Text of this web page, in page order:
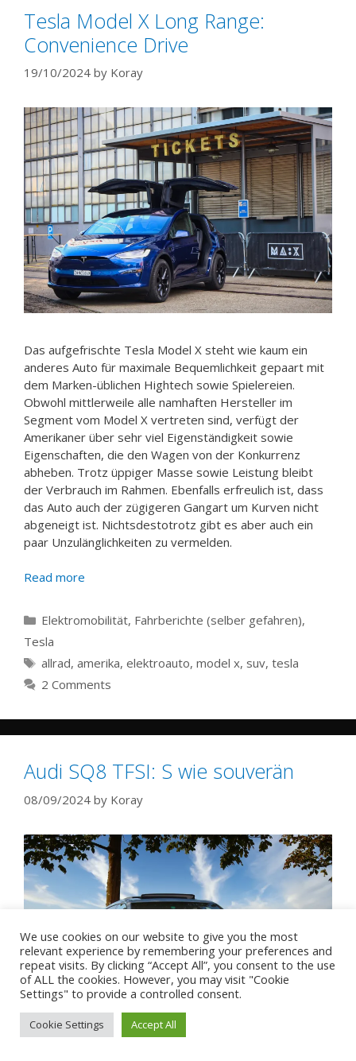
Tesla Model X Long Range:
Convenience Drive
19/10/2024 by Koray
Das aufgefrischte Tesla Model X steht wie kaum ein
anderes Auto für maximale Bequemlichkeit gepaart mit
dem Marken-üblichen Hightech sowie Spielereien.
Obwohl mittlerweile alle namhaften Hersteller im
Segment vom Model X vertreten sind, verfügt der
Amerikaner über sehr viel Eigenständigkeit sowie
Eigenschaften, die den Wagen von der Konkurrenz
abheben. Trotz üppiger Masse sowie Leistung bleibt
der Verbrauch im Rahmen. Ebenfalls erfreulich ist, dass
das Auto auch der zügigeren Gangart um Kurven nicht
abgeneigt ist. Nichtsdestotrotz gibt es aber auch ein
paar Unzulänglichkeiten zu vermelden.
Read more
Categories
Elektromobilität, Fahrberichte (selber gefahren),
Tesla
Tags
allrad, amerika, elektroauto, model x, suv, tesla
2 Comments
Audi SQ8 TFSI: S wie souverän
08/09/2024 by Koray
We use cookies on our website to give you the most
relevant experience by remembering your preferences and
repeat visits. By clicking “Accept All”, you consent to the use
of ALL the cookies. However, you may visit "Cookie
Settings" to provide a controlled consent.
Cookie Settings Accept All